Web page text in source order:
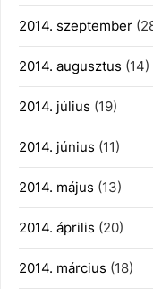
2014. szeptember
2014. augusztus (14)
2014. július (19)
2014. június (11)
2014. május (13)
2014. április (20)
2014. március (18)